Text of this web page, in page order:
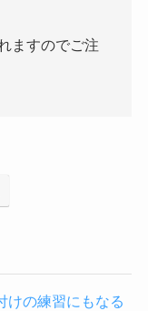
ますのでご注
けの練習にもなる